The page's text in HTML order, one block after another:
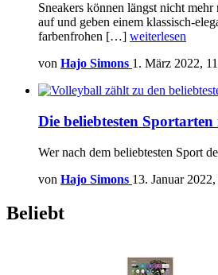
Sneakers können längst nicht
auf und geben einem klassisch-
farbenfrohen […] weiterlesen
von Hajo Simons 1. März 2022,
Die beliebtesten
Wer nach dem beliebtesten Sport
von Hajo Simons 13. Januar
Beliebt